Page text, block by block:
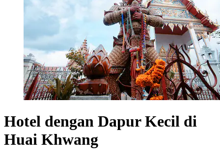
Hotel dengan Dapur Kecil di
Huai Khwang